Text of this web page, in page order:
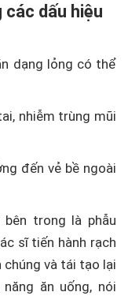
dấu hiệu
dạng lỏng có thể
nhiễm trùng mũi
đến vẻ bề ngoài
trong là phẫu
sĩ tiến hành rạch
chúng và tái tạo lại
ăn uống, nói